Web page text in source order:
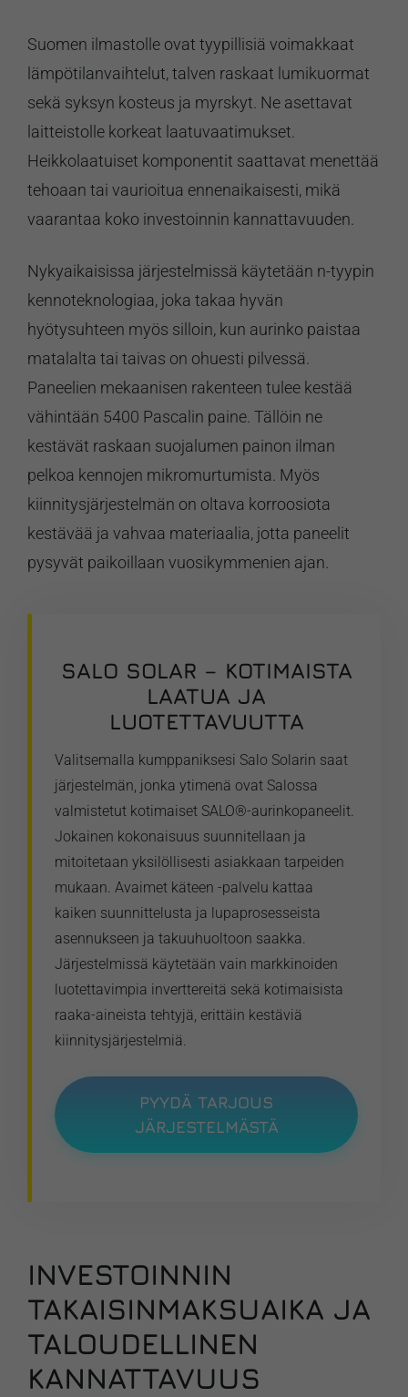
Suomen ilmastolle ovat tyypillisiä voimakkaat
lämpötilanvaihtelut, talven raskaat lumikuormat
sekä syksyn kosteus ja myrskyt. Ne asettavat
laitteistolle korkeat laatuvaatimukset.
Heikkolaatuiset komponentit saattavat menettää
tehoaan tai vaurioitua ennenaikaisesti, mikä
vaarantaa koko investoinnin kannattavuuden.
Nykyaikaisissa järjestelmissä käytetään n-tyypin
kennoteknologiaa, joka takaa hyvän
hyötysuhteen myös silloin, kun aurinko paistaa
matalalta tai taivas on ohuesti pilvessä.
Paneelien mekaanisen rakenteen tulee kestää
vähintään 5400 Pascalin paine. Tällöin ne
kestävät raskaan suojalumen painon ilman
pelkoa kennojen mikromurtumista. Myös
kiinnitysjärjestelmän on oltava korroosiota
kestävää ja vahvaa materiaalia, jotta paneelit
pysyvät paikoillaan vuosikymmenien ajan.
SALO SOLAR – KOTIMAISTA
LAATUA JA
LUOTETTAVUUTTA
Valitsemalla kumppaniksesi Salo Solarin saat
järjestelmän, jonka ytimenä ovat Salossa
valmistetut kotimaiset SALO®-aurinkopaneelit.
Jokainen kokonaisuus suunnitellaan ja
mitoitetaan yksilöllisesti asiakkaan tarpeiden
mukaan. Avaimet käteen -palvelu kattaa
kaiken suunnittelusta ja lupaprosesseista
asennukseen ja takuuhuoltoon saakka.
Järjestelmissä käytetään vain markkinoiden
luotettavimpia inverttereitä sekä kotimaisista
raaka-aineista tehtyjä, erittäin kestäviä
kiinnitysjärjestelmiä.
PYYDÄ TARJOUS
JÄRJESTELMÄSTÄ
INVESTOINNIN
TAKAISINMAKSUAIKA JA
TALOUDELLINEN
KANNATTAVUUS